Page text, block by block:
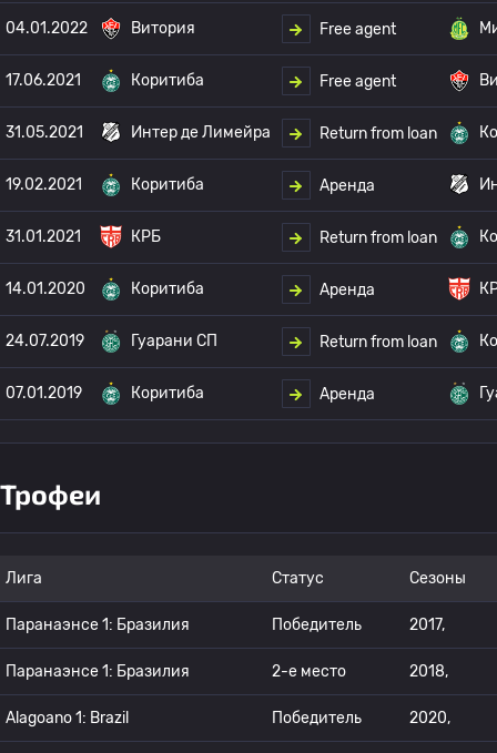
04.01.2022 Витория Free agent
17.06.2021 Коритиба Free agent
31.05.2021 Интер де Лимейра Return from loan
19.02.2021 Коритиба Аренда
31.01.2021 КРБ Return from loan
14.01.2020 Коритиба Аренда
24.07.2019 Гуарани СП Return from loan
07.01.2019 Коритиба Аренда
Трофеи
Лига Статус Сезоны
Паранаэнсе 1: Бразилия Победитель 2017,
Паранаэнсе 1: Бразилия 2-е место 2018,
Alagoano 1: Brazil Победитель 2020,